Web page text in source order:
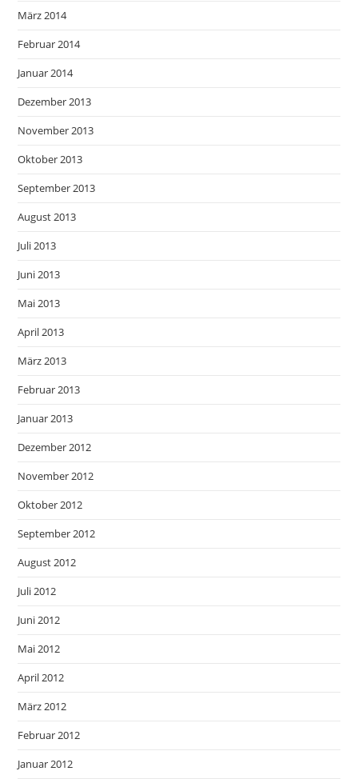
März 2014
Februar 2014
Januar 2014
Dezember 2013
November 2013
Oktober 2013
September 2013
August 2013
Juli 2013
Juni 2013
Mai 2013
April 2013
März 2013
Februar 2013
Januar 2013
Dezember 2012
November 2012
Oktober 2012
September 2012
August 2012
Juli 2012
Juni 2012
Mai 2012
April 2012
März 2012
Februar 2012
Januar 2012